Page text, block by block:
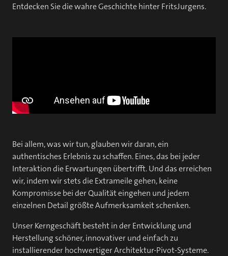
Entdecken Sie die wahre Geschichte hinter FritsJurgens.
Bei allem, was wir tun, glauben wir daran, ein
authentisches Erlebnis zu schaffen. Eines, das bei jeder
Interaktion die Erwartungen übertrifft. Und das erreichen
wir, indem wir stets die Extrameile gehen, keine
Kompromisse bei der Qualität eingehen und jedem
einzelnen Detail größte Aufmerksamkeit schenken.
Unser Kerngeschäft besteht in der Entwicklung und
Herstellung schöner, innovativer und einfach zu
installierender hochwertiger Architektur-Pivot-Systeme.